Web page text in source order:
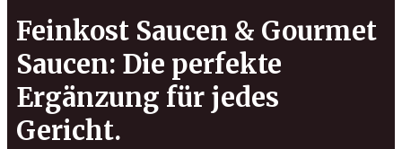
Feinkost Saucen & Gourmet
Saucen: Die perfekte
Ergänzung für jedes
Gericht.